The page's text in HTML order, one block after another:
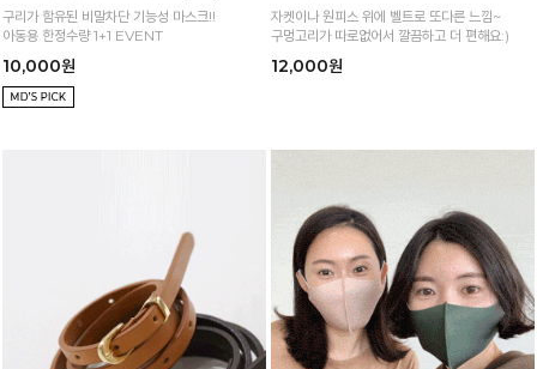
구리가 함유된 비말차단 기능성 마스크!!
아동용 한정수량 1+1 EVENT
10,000원
자켓이나 원피스 위에 벨트로 또다른 느낌~
구멍고리가 따로없어서 깔끔하고 더 편해요:)
12,000원